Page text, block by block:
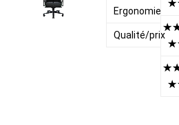
Ergonomie
Qualité/prix
☆
☆
☆
☆
☆